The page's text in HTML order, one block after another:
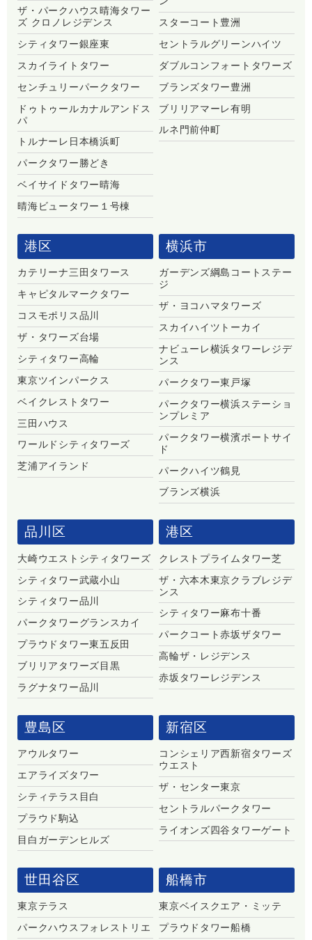
ザ・パークハウス晴海タワー
ズ クロノレジデンス
シティタワー銀座東
スカイライトタワー
センチュリーパークタワー
ドゥトゥールカナルアンドス
パ
トルナーレ日本橋浜町
パークタワー勝どき
ベイサイドタワー晴海
晴海ビュータワー１号棟
スターコート豊洲
セントラルグリーンハイツ
ダブルコンフォートタワーズ
ブランズタワー豊洲
ブリリアマーレ有明
ルネ門前仲町
港区
カテリーナ三田タワース
キャピタルマークタワー
コスモポリス品川
ザ・タワーズ台場
シティタワー高輪
東京ツインパークス
ベイクレストタワー
三田ハウス
ワールドシティタワーズ
芝浦アイランド
横浜市
ガーデンズ綱島コートステー
ジ
ザ・ヨコハマタワーズ
スカイハイツトーカイ
ナビューレ横浜タワーレジデ
ンス
パークタワー東戸塚
パークタワー横浜ステーショ
ンプレミア
パークタワー横濱ポートサイ
ド
パークハイツ鶴見
ブランズ横浜
品川区
大崎ウエストシティタワーズ
シティタワー武蔵小山
シティタワー品川
パークタワーグランスカイ
プラウドタワー東五反田
ブリリアタワーズ目黒
ラグナタワー品川
港区
クレストプライムタワー芝
ザ・六本木東京クラブレジデ
ンス
シティタワー麻布十番
パークコート赤坂ザタワー
高輪ザ・レジデンス
赤坂タワーレジデンス
豊島区
アウルタワー
エアライズタワー
シティテラス目白
プラウド駒込
目白ガーデンヒルズ
新宿区
コンシェリア西新宿タワーズ
ウエスト
ザ・センター東京
セントラルパークタワー
ライオンズ四谷タワーゲート
世田谷区
東京テラス
パークハウスフォレストリエ
船橋市
東京ベイスクエア・ミッテ
プラウドタワー船橋